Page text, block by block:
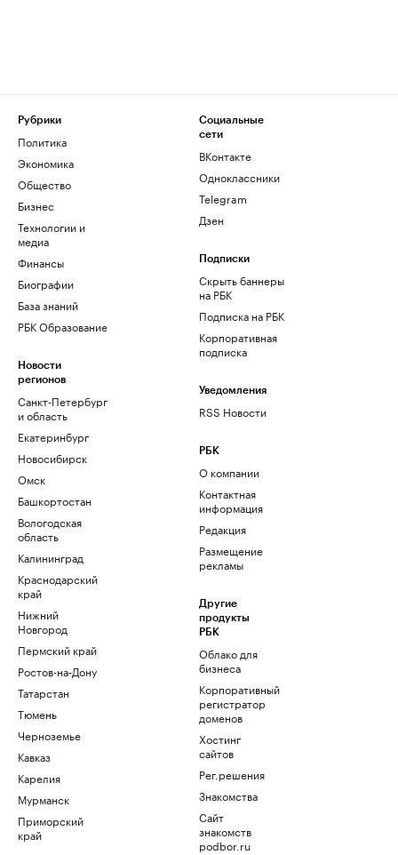
Рубрики
Политика
Экономика
Общество
Бизнес
Технологии и
медиа
Финансы
Биографии
База знаний
РБК Образование
Новости
регионов
Санкт-Петербург
и область
Екатеринбург
Новосибирск
Омск
Башкортостан
Вологодская
область
Калининград
Краснодарский
край
Нижний
Новгород
Пермский край
Ростов-на-Дону
Татарстан
Тюмень
Черноземье
Кавказ
Карелия
Мурманск
Приморский
край
Социальные
сети
ВКонтакте
Одноклассники
Telegram
Дзен
Подписки
Скрыть баннеры
на РБК
Подписка на РБК
Корпоративная
подписка
Уведомления
RSS Новости
РБК
О компании
Контактная
информация
Редакция
Размещение
рекламы
Другие
продукты
РБК
Облако для
бизнеса
Корпоративный
регистратор
доменов
Хостинг
сайтов
Рег.решения
Знакомства
Сайт
знакомств
podbor.ru